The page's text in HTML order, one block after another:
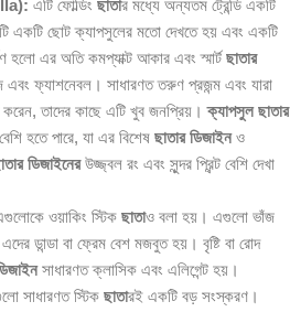
এটি ফোল্ডিং ছাতার মধ্যে অন্যতম ট্রেন্ডি একটি
একটি ছোট ক্যাপসুলের মতো দেখতে হয় এবং একটি
এর অতি কমপ্যাক্ট আকার এবং স্মার্টছাতার
ফ্যাশনেবল। সাধারণত তরুণ প্রজন্ম এবং যারা
তাদের কাছে এটি খুব জনপ্রিয়।ক্যাপসুল ছাতার
হতে পারে, যা এর বিশেষ ছাতার ডিজাইনও
ডিজাইনেরউজ্জ্বল রং এবং সুন্দর প্রিন্ট বেশি দেখা
ওয়াকিং স্টিক ছাতাও বলা হয়। এগুলো ভাঁজ
ডান্ডা বা ফ্রেম বেশ মজবুত হয়। বৃষ্টি বা রোদ
সাধারণত ক্লাসিক এবং এলিগেন্ট হয়।
সাধারণত স্টিক ছাতারই একটি বড় সংস্করণ।